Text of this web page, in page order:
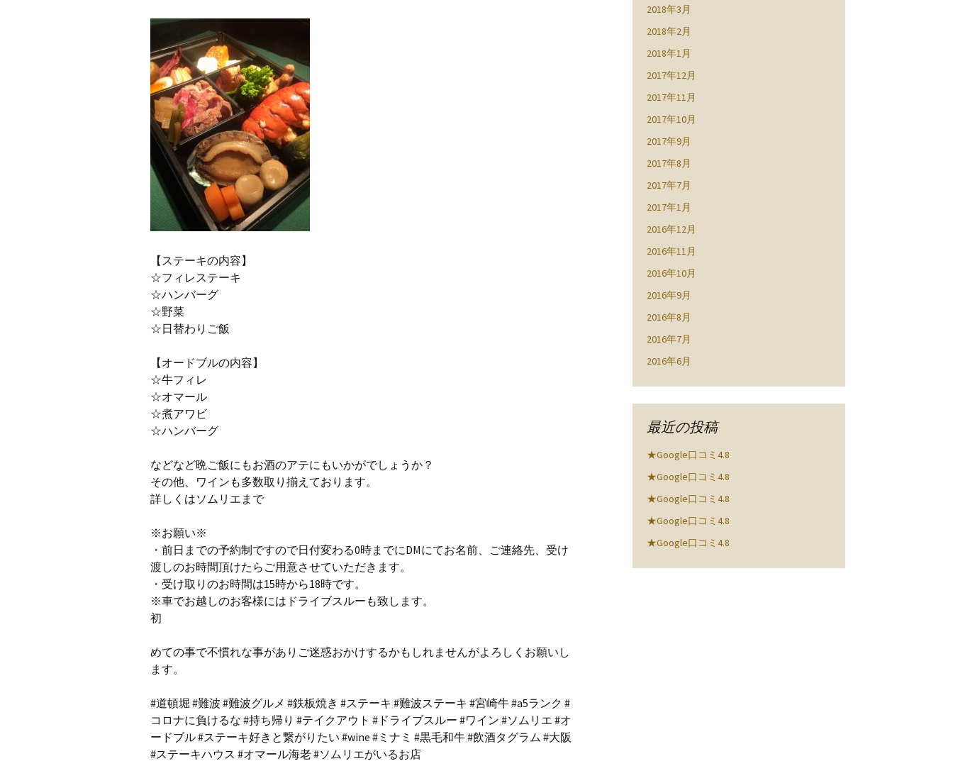
【ステーキの内容】
☆フィレステーキ
☆ハンバーグ
☆野菜
☆日替わりご飯
【オードブルの内容】
☆牛フィレ
☆オマール
☆煮アワビ
☆ハンバーグ
などなど晩ご飯にもお酒のアテにもいかがでしょうか？
その他、ワインも多数取り揃えております。
詳しくはソムリエまで
※お願い※
・前日までの予約制ですので日付変わる0時までにDMにてお名前、ご連絡先、受け
渡しのお時間頂けたらご用意させていただきます。
・受け取りのお時間は15時から18時です。
※車でお越しのお客様にはドライブスルーも致します。
初
めての事で不慣れな事がありご迷惑おかけするかもしれませんがよろしくお願いし
ます。
#道頓堀 #難波 #難波グルメ #鉄板焼き #ステーキ #難波ステーキ #宮崎牛 #a5ランク #
コロナに負けるな #持ち帰り #テイクアウト #ドライブスルー #ワイン #ソムリエ #オ
ードブル #ステーキ好きと繋がりたい #wine #ミナミ #黒毛和牛 #飲酒タグラム #大阪
#ステーキハウス #オマール海老 #ソムリエがいるお店
2018年3月
2018年2月
2018年1月
2017年12月
2017年11月
2017年10月
2017年9月
2017年8月
2017年7月
2017年1月
2016年12月
2016年11月
2016年10月
2016年9月
2016年8月
2016年7月
2016年6月
最近の投稿
★Google口コミ4.8
★Google口コミ4.8
★Google口コミ4.8
★Google口コミ4.8
★Google口コミ4.8